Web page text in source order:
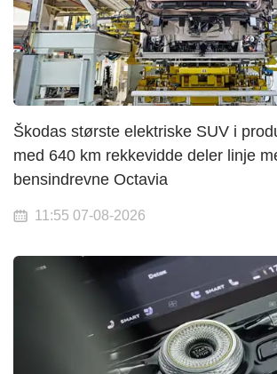
Škodas største elektriske SUV i
med 640 km rekkevidde deler linje
bensindrevne Octavia
11:55 07-08-2026